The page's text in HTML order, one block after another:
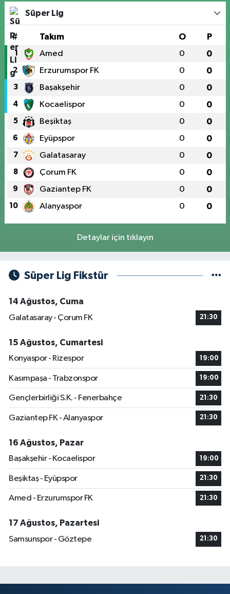
Süper Lig
# Takım O P
1 Amed 0 0
2 Erzurumspor FK 0 0
3 Başakşehir 0 0
4 Kocaelispor 0 0
5 Beşiktaş 0 0
6 Eyüpspor 0 0
7 Galatasaray 0 0
8 Çorum FK 0 0
9 Gaziantep FK 0 0
10 Alanyaspor 0 0
Detaylar için tıklayın
Süper Lig Fikstür
14 Ağustos, Cuma
Galatasaray - Çorum FK
21:30
15 Ağustos, Cumartesi
Konyaspor - Rizespor
19:00
Kasımpaşa - Trabzonspor 19:00
Gençlerbirliği S.K. - Fenerbahçe 21:30
Gaziantep FK - Alanyaspor 21:30
16 Ağustos, Pazar
Başakşehir - Kocaelispor
19:00
Beşiktaş - Eyüpspor 21:30
Amed - Erzurumspor FK 21:30
17 Ağustos, Pazartesi
Samsunspor - Göztepe
21:30